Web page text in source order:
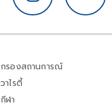
กรองสถานการณ์
วาไรตี้
กีฬา